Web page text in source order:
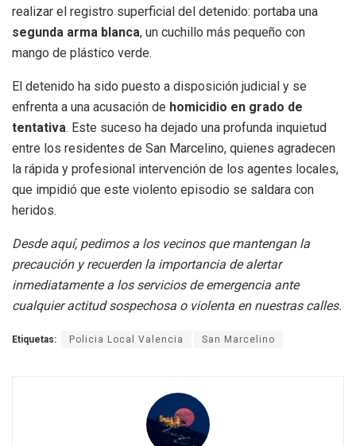
realizar el registro superficial del detenido: portaba una
segunda arma blanca, un cuchillo más pequeño con
mango de plástico verde.
El detenido ha sido puesto a disposición judicial y se
enfrenta a una acusación de homicidio en grado de
tentativa. Este suceso ha dejado una profunda inquietud
entre los residentes de San Marcelino, quienes agradecen
la rápida y profesional intervención de los agentes locales,
que impidió que este violento episodio se saldara con
heridos.
Desde aquí, pedimos a los vecinos que mantengan la
precaución y recuerden la importancia de alertar
inmediatamente a los servicios de emergencia ante
cualquier actitud sospechosa o violenta en nuestras calles.
Etiquetas: Policia Local Valencia San Marcelino